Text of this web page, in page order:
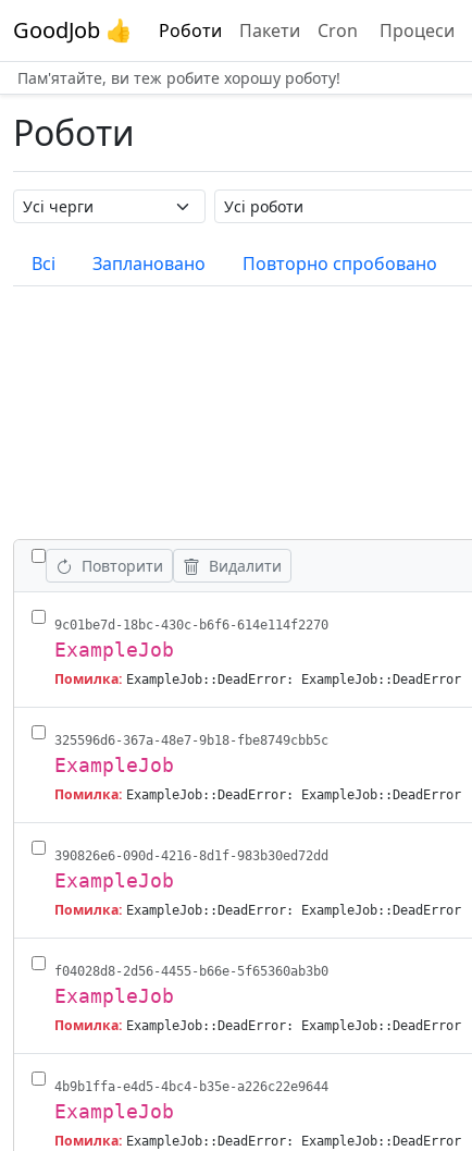
GoodJob 👍 Роботи Пакети Cron Процеси
Пам'ятайте, ви теж робите хорошу роботу!
Роботи
Назва черги Назва роботи
Всі Заплановано Повторно спробовано
ПОКАЗАТИ ВСІ РОБОТИ
Повторити Видалити
9c01be7d-18bc-430c-b6f6-614e114f2270
ExampleJob
Помилка: ExampleJob::DeadError: ExampleJob::DeadError
325596d6-367a-48e7-9b18-fbe8749cbb5c
ExampleJob
Помилка: ExampleJob::DeadError: ExampleJob::DeadError
390826e6-090d-4216-8d1f-983b30ed72dd
ExampleJob
Помилка: ExampleJob::DeadError: ExampleJob::DeadError
f04028d8-2d56-4455-b66e-5f65360ab3b0
ExampleJob
Помилка: ExampleJob::DeadError: ExampleJob::DeadError
4b9b1ffa-e4d5-4bc4-b35e-a226c22e9644
ExampleJob
Помилка: ExampleJob::DeadError: ExampleJob::DeadError